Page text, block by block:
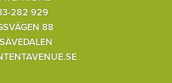
282 929
88